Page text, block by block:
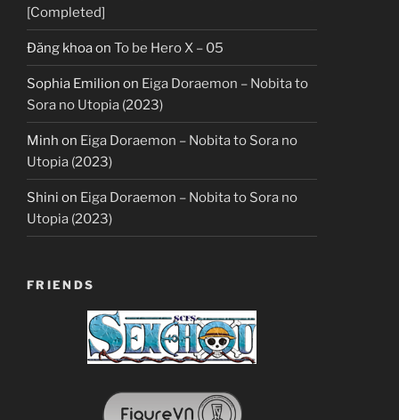
[Completed]
Đăng khoaon To be Hero X – 05
Sophia Emilion on Eiga Doraemon – Nobita to
Sora no Utopia (2023)
Minh on Eiga Doraemon – Nobita to Sora no
Utopia (2023)
Shini on Eiga Doraemon – Nobita to Sora no
Utopia (2023)
FRIENDS